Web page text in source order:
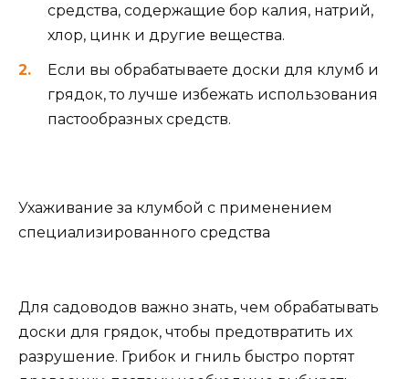
средства, содержащие бор калия, натрий,
хлор, цинк и другие вещества.
Если вы обрабатываете доски для клумб и
грядок, то лучше избежать использования
пастообразных средств.
Ухаживание за клумбой с применением
специализированного средства
Для садоводов важно знать, чем обрабатывать
доски для грядок, чтобы предотвратить их
разрушение. Грибок и гниль быстро портят